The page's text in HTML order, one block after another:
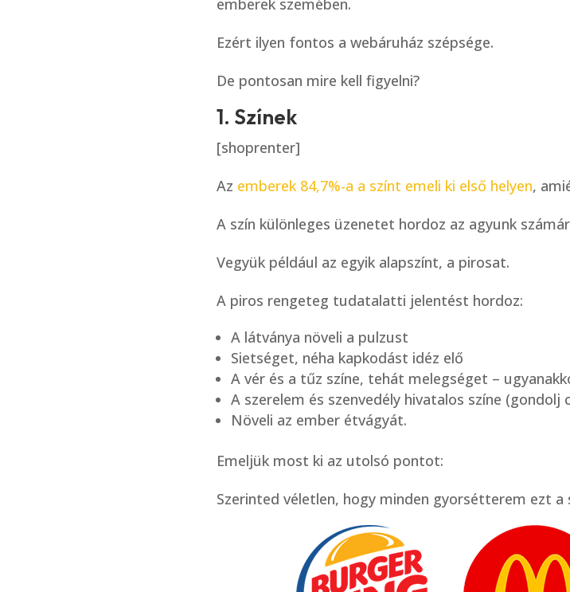
emberek szemében.
Ezért ilyen fontos a webáruház szépsége.
De pontosan mire kell figyelni?
1. Színek
[shoprenter]
Az emberek 84,7%-a a színt emeli ki első helyen,
A szín különleges üzenetet hordoz az agyunk
Vegyük például az egyik alapszínt, a pirosat.
A piros rengeteg tudatalatti jelentést hordoz:
A látványa növeli a pulzust
Sietséget, néha kapkodást idéz elő
A vér és a tűz színe, tehát melegséget –
A szerelem és szenvedély hivatalos színe
Növeli az ember étvágyát.
Emeljük most ki az utolsó pontot:
Szerinted véletlen, hogy minden gyorsétterem ezt a